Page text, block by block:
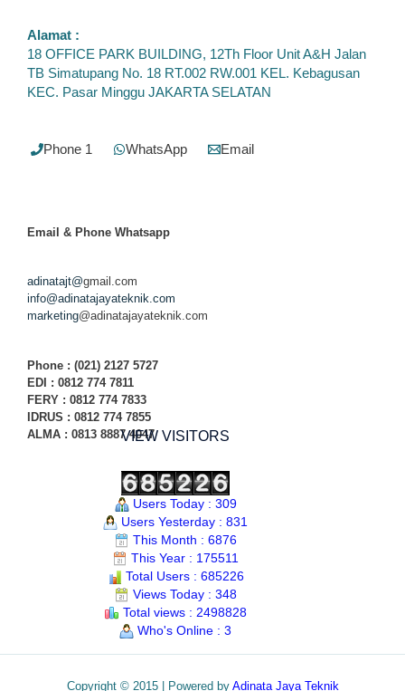
Alamat :
18 OFFICE PARK BUILDING, 12Th Floor Unit A&H Jalan
TB Simatupang No. 18 RT.002 RW.001 KEL. Kebagusan
KEC. Pasar Minggu JAKARTA SELATAN
Phone 1 WhatsApp Email
Email & Phone Whatsapp
adinatajt@gmail.com
info@adinatajayateknik.com
marketing@adinatajayateknik.com
Phone : (021) 2127 5727
EDI : 0812 774 7811
FERY : 0812 774 7833
IDRUS : 0812 774 7855
ALMA : 0813 8887 4047VIEW VISITORS
Users Today : 309
Users Yesterday : 831
This Month : 6876
This Year : 175511
Total Users : 685226
Views Today : 348
Total views : 2498828
Who's Online : 3
Copyright © 2015 | Powered by Adinata Jaya Teknik